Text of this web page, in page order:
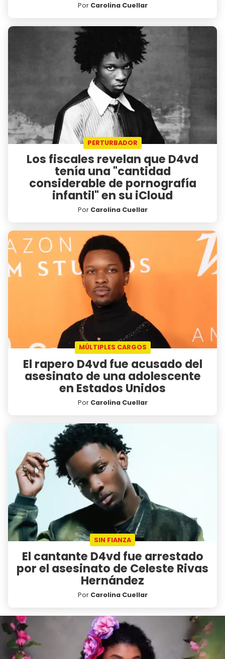
Por Carolina Cuellar
PERTURBADOR
Los fiscales revelan que D4vd
tenía una "cantidad
considerable de pornografía
infantil" en su iCloud
Por Carolina Cuellar
MÚLTIPLES CARGOS
El rapero D4vd fue acusado del
asesinato de una adolescente
en Estados Unidos
Por Carolina Cuellar
SIN FIANZA
El cantante D4vd fue arrestado
por el asesinato de Celeste Rivas
Hernández
Por Carolina Cuellar